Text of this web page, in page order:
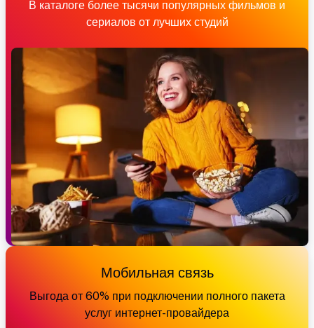
В каталоге более тысячи популярных фильмов и
сериалов от лучших студий
Мобильная связь
Выгода от 60% при подключении полного пакета
услуг интернет-провайдера